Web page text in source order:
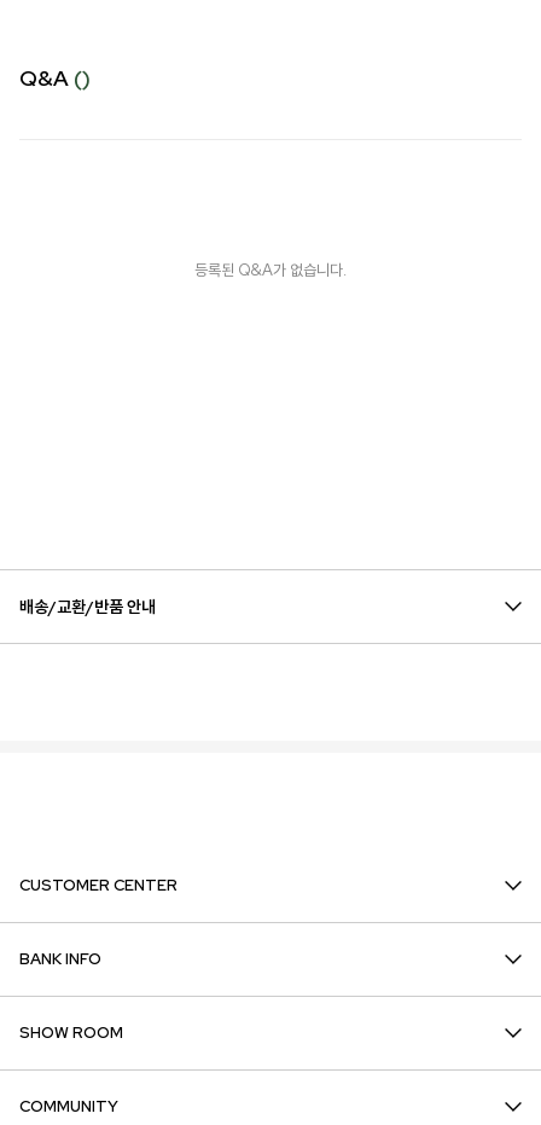
Q&A ()
등록된 Q&A가 없습니다.
배송/교환/반품 안내
CUSTOMER CENTER
BANK INFO
SHOW ROOM
COMMUNITY